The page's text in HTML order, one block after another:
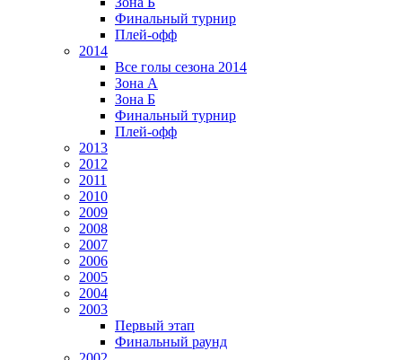
Финальный турнир
Плей-офф
2014
Все голы сезона 2014
Зона А
Зона Б
Финальный турнир
Плей-офф
2013
2012
2011
2010
2009
2008
2007
2006
2005
2004
2003
Первый этап
Финальный раунд